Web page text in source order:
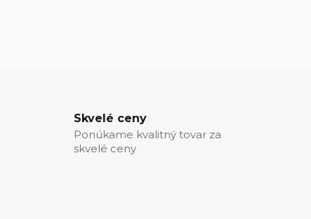
Skvelé ceny
Ponúkame kvalitný tovar za
skvelé ceny